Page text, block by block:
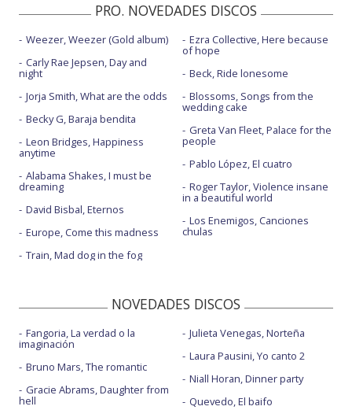
PRO. NOVEDADES DISCOS
Weezer, Weezer (Gold album)
Carly Rae Jepsen, Day and
night
Jorja Smith, What are the odds
Becky G, Baraja bendita
Leon Bridges, Happiness
anytime
Alabama Shakes, I must be
dreaming
David Bisbal, Eternos
Europe, Come this madness
Train, Mad dog in the fog
Ezra Collective, Here because
of hope
Beck, Ride lonesome
Blossoms, Songs from the
wedding cake
Greta Van Fleet, Palace for the
people
Pablo López, El cuatro
Roger Taylor, Violence insane
in a beautiful world
Los Enemigos, Canciones
chulas
NOVEDADES DISCOS
Fangoria, La verdad o la
imaginación
Bruno Mars, The romantic
Gracie Abrams, Daughter from
hell
Julieta Venegas, Norteña
Laura Pausini, Yo canto 2
Niall Horan, Dinner party
Quevedo, El baifo